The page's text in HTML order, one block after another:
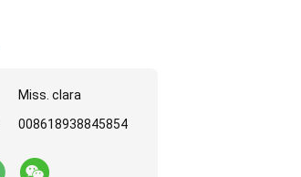
Miss. clara
008618938845854